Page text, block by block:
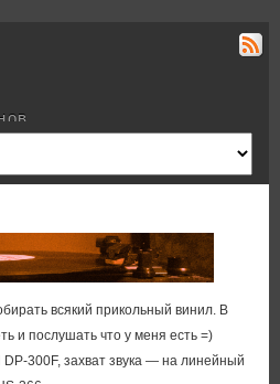
всякий прикольный винил. В
и послушать что у меня есть =)
300F, захват звука — на линейный